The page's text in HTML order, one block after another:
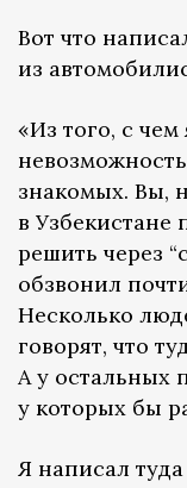
Вот что
из
«Из того, с
знакомых. Вы,
в
решить через
обзвонил
Несколько
говорят, что
А у остальных
у которых бы
Я написал